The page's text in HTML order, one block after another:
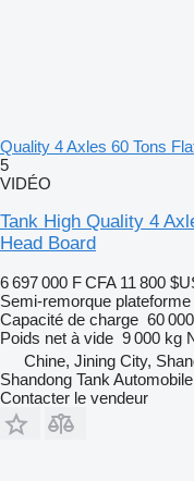
Quality 4 Axles 60 Tons
5
VIDÉO
Tank High Quality 4
Head Board
6 697 000 F CFA 11 800
Semi-remorque plateforme
Capacité de charge 60
Poids net à vide 9 000 kg
Chine, Jining City,
Shandong Tank
Contacter le vendeur